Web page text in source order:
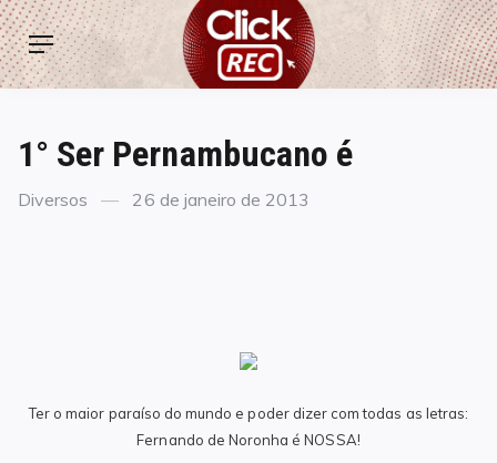
Skip
to
content
ClickREC
Menu
1° Ser Pernambucano é
Categories
Diversos
Posted
26 de janeiro de 2013
Ter o maior paraíso do mundo e poder dizer com todas as letras:
Fernando de Noronha é NOSSA!